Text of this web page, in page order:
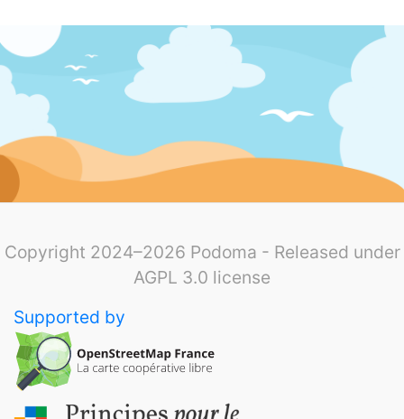
Copyright 2024–2026 Podoma - Released under
AGPL 3.0 license
Supported by